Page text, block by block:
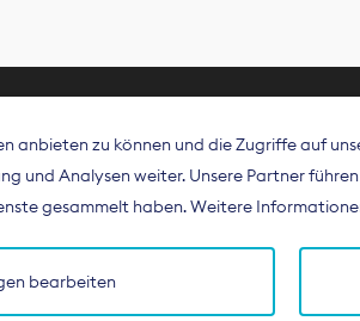
Zeitungsverleger (BDZV) vertritt als
und digitalen
anbieten zu können und die Zugriffe auf
und Analysen weiter. Unsere Partner
gesammelt haben. Weitere
bearbeiten